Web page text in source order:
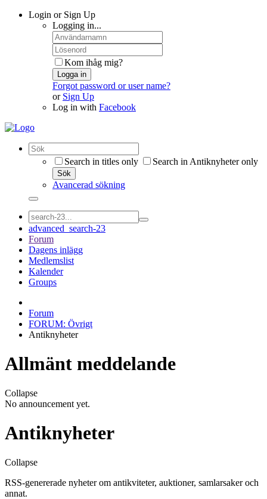
Login or Sign Up
Logging in...
Kom ihåg mig?
Logga in
Forgot password or user name?
or Sign Up
Log in with Facebook
Search in titles only Search in Antiknyheter only
Sök
Avancerad sökning
advanced_search-23
Forum
Dagens inlägg
Medlemslist
Kalender
Groups
Forum
FORUM: Övrigt
Antiknyheter
Allmänt meddelande
Collapse
No announcement yet.
Antiknyheter
Collapse
RSS-genererade nyheter om antikviteter, auktioner, samlarsaker och
annat.